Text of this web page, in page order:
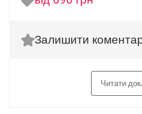
Залишити
Читати